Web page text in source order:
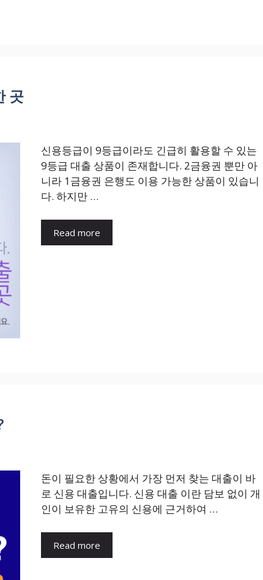
곳
신용등급이 9등급이라도 긴급히 활용할 수 있는
9등급 대출 상품이 존재합니다. 2금융권 뿐만 아
니라 1금융권 은행도 이용 가능한 상품이 있습니
다. 하지만 …
Read more
돈이 필요한 상황에서 가장 먼저 찾는 대출이 바
로 신용 대출입니다. 신용 대출 이란 담보 없이 개
인이 보유한 고유의 신용에 근거하여 …
Read more